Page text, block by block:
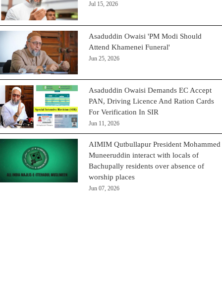
Jul 15, 2026
Asaduddin Owaisi 'PM Modi Should
Attend Khamenei Funeral'
Jun 25, 2026
Asaduddin Owaisi Demands EC Accept
PAN, Driving Licence And Ration Cards
For Verification In SIR
Jun 11, 2026
AIMIM Qutbullapur President Mohammed
Muneeruddin interact with locals of
Bachupally residents over absence of
worship places
Jun 07, 2026